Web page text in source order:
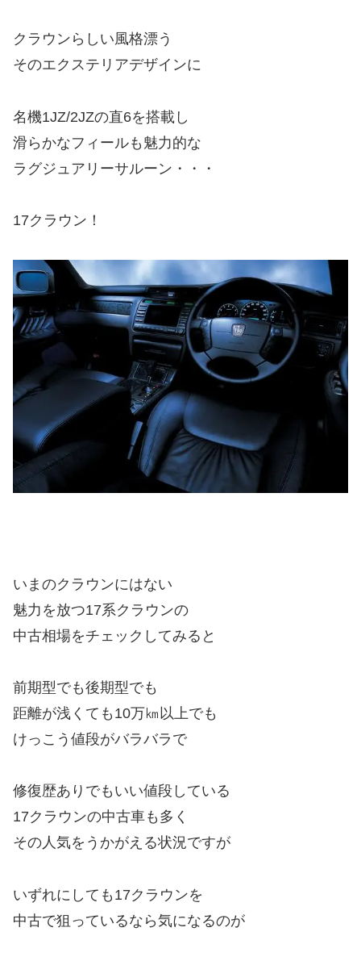
クラウンらしい風格漂う
そのエクステリアデザインに
名機1JZ/2JZの直6を搭載し
滑らかなフィールも魅力的な
ラグジュアリーサルーン・・・
17クラウン！
いまのクラウンにはない
魅力を放つ17系クラウンの
中古相場をチェックしてみると
前期型でも後期型でも
距離が浅くても10万㎞以上でも
けっこう値段がバラバラで
修復歴ありでもいい値段している
17クラウンの中古車も多く
その人気をうかがえる状況ですが
いずれにしても17クラウンを
中古で狙っているなら気になるのが